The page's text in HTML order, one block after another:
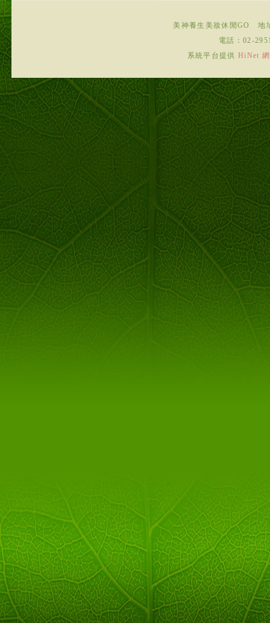
美神養生美妝休閒GO
地
電話： 02-
系統平台提供HiNet